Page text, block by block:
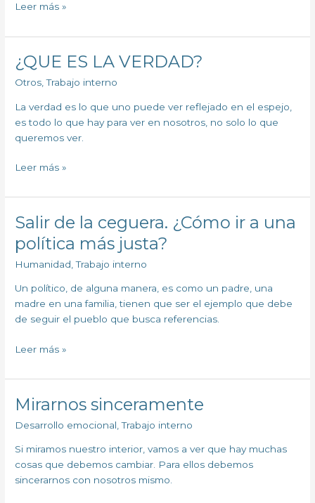
Leer más »
¿QUE ES LA VERDAD?
Otros ,Trabajo interno
La verdad es lo que uno puede ver reflejado en el espejo,
es todo lo que hay para ver en nosotros, no solo lo que
queremos ver.
¿QUE
ES
LA
VERDAD?
Leer más »
Salir de la ceguera. ¿Cómo ir a una
política más justa?
Humanidad ,Trabajo interno
Un político, de alguna manera, es como un padre, una
madre en una familia, tienen que ser el ejemplo que debe
de seguir el pueblo que busca referencias.
Salir
la
ceguera.
Leer más »
Mirarnos sinceramente
Desarrollo emocional ,Trabajo interno
Si miramos nuestro interior, vamos a ver que hay muchas
cosas que debemos cambiar. Para ellos debemos
sincerarnos con nosotros mismo.
Mirarnos